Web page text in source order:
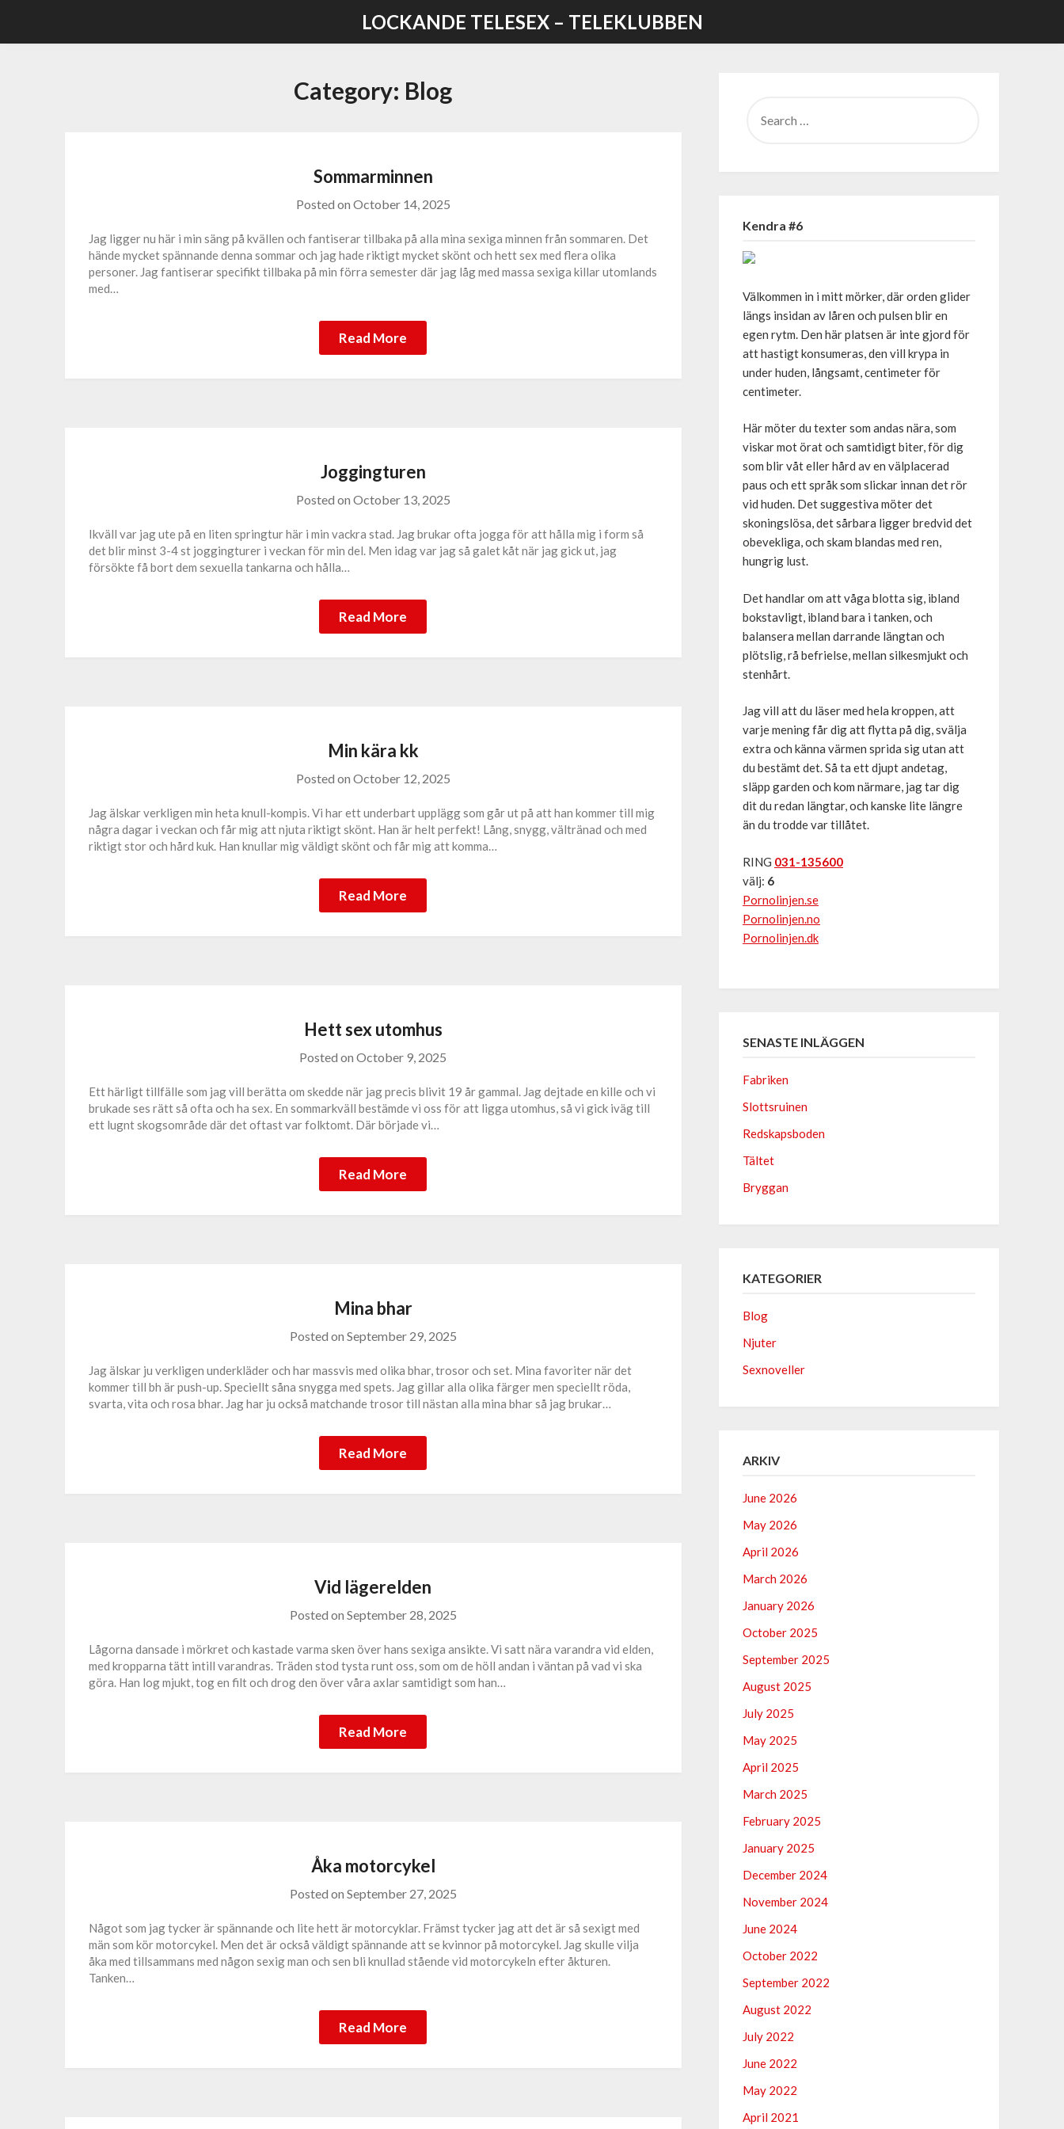
LOCKANDE TELESEX – TELEKLUBBEN
Category: Blog
Sommarminnen
Posted on October 14, 2025
Jag ligger nu här i min säng på kvällen och fantiserar tillbaka på alla mina sexiga minnen från sommaren. Det
hände mycket spännande denna sommar och jag hade riktigt mycket skönt och hett sex med flera olika
personer. Jag fantiserar specifikt tillbaka på min förra semester där jag låg med massa sexiga killar utomlands
med…
Read More
Joggingturen
Posted on October 13, 2025
Ikväll var jag ute på en liten springtur här i min vackra stad. Jag brukar ofta jogga för att hålla mig i form så
det blir minst 3-4 st joggingturer i veckan för min del. Men idag var jag så galet kåt när jag gick ut, jag
försökte få bort dem sexuella tankarna och hålla…
Read More
Min kära kk
Posted on October 12, 2025
Jag älskar verkligen min heta knull-kompis. Vi har ett underbart upplägg som går ut på att han kommer till mig
några dagar i veckan och får mig att njuta riktigt skönt. Han är helt perfekt! Lång, snygg, vältränad och med
riktigt stor och hård kuk. Han knullar mig väldigt skönt och får mig att komma…
Read More
Hett sex utomhus
Posted onOctober 9, 2025
Ett härligt tillfälle som jag vill berätta om skedde när jag precis blivit 19 år gammal. Jag dejtade en kille och vi
brukade ses rätt så ofta och ha sex. En sommarkväll bestämde vi oss för att ligga utomhus, så vi gick iväg till
ett lugnt skogsområde där det oftast var folktomt. Där började vi…
Read More
Mina bhar
Posted on September 29, 2025
Jag älskar ju verkligen underkläder och har massvis med olika bhar, trosor och set. Mina favoriter när det
kommer till bh är push-up. Speciellt såna snygga med spets. Jag gillar alla olika färger men speciellt röda,
svarta, vita och rosa bhar. Jag har ju också matchande trosor till nästan alla mina bhar så jag brukar…
Read More
Vid lägerelden
Posted on September 28, 2025
Lågorna dansade i mörkret och kastade varma sken över hans sexiga ansikte. Vi satt nära varandra vid elden,
med kropparna tätt intill varandras. Träden stod tysta runt oss, som om de höll andan i väntan på vad vi ska
göra. Han log mjukt, tog en filt och drog den över våra axlar samtidigt som han…
Read More
Åka motorcykel
Posted on September 27, 2025
Något som jag tycker är spännande och lite hett är motorcyklar. Främst tycker jag att det är så sexigt med
män som kör motorcykel. Men det är också väldigt spännande att se kvinnor på motorcykel. Jag skulle vilja
åka med tillsammans med någon sexig man och sen bli knullad stående vid motorcykeln efter åkturen.
Tanken…
Read More
FOR:
Kendra #6
Välkommen in i mitt mörker, där orden glider
längs insidan av låren och pulsen blir en
egen rytm. Den här platsen är inte gjord för
att hastigt konsumeras, den vill krypa in
under huden, långsamt, centimeter för
centimeter.
Här möter du texter som andas nära, som
viskar mot örat och samtidigt biter, för dig
som blir våt eller hård av en välplacerad
paus och ett språk som slickar innan det rör
vid huden. Det suggestiva möter det
skoningslösa, det sårbara ligger bredvid det
obevekliga, och skam blandas med ren,
hungrig lust.
Det handlar om att våga blotta sig, ibland
bokstavligt, ibland bara i tanken, och
balansera mellan darrande längtan och
plötslig, rå befrielse, mellan silkesmjukt och
stenhårt.
Jag vill att du läser med hela kroppen, att
varje mening får dig att flytta på dig, svälja
extra och känna värmen sprida sig utan att
du bestämt det. Så ta ett djupt andetag,
släpp garden och kom närmare, jag tar dig
dit du redan längtar, och kanske lite längre
än du trodde var tillåtet.
RING 031-135600
välj: 6
Pornolinjen.se
Pornolinjen.no
Pornolinjen.dk
SENASTE INLÄGGEN
Fabriken
Slottsruinen
Redskapsboden
Tältet
Bryggan
KATEGORIER
Blog
Njuter
Sexnoveller
ARKIV
June 2026
May 2026
April 2026
March 2026
January 2026
October 2025
September 2025
August 2025
July 2025
May 2025
April 2025
March 2025
February 2025
January 2025
December 2024
November 2024
June 2024
October 2022
September 2022
August 2022
July 2022
June 2022
May 2022
April 2021